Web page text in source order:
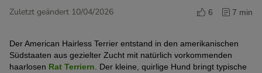
Zuletzt geändert 10/04/2026 6 7 min
Der American Hairless Terrier entstand in den amerikanischen
Südstaaten aus gezielter Zucht mit natürlich vorkommenden
haarlosen Rat Terriern . Der kleine, quirlige Hund bringt typische